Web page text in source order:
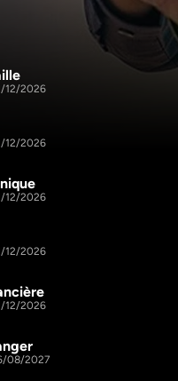
filons
12/2026
12/2026
12/2026
12/2026
12/2026
08/2027